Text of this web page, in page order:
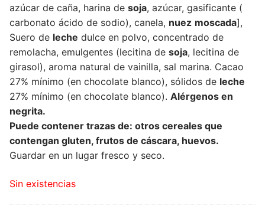
azúcar de caña, harina de soja, azúcar, gasificante (
carbonato ácido de sodio), canela, nuez moscada],
Suero de leche dulce en polvo, concentrado de
remolacha, emulgentes (lecitina de soja, lecitina de
girasol), aroma natural de vainilla, sal marina. Cacao
27% mínimo (en chocolate blanco), sólidos de leche
27% mínimo (en chocolate blanco). Alérgenos en
negrita.
Puede contener trazas de: otros cereales que
contengan gluten, frutos de cáscara, huevos.
Guardar en un lugar fresco y seco.
Sin existencias